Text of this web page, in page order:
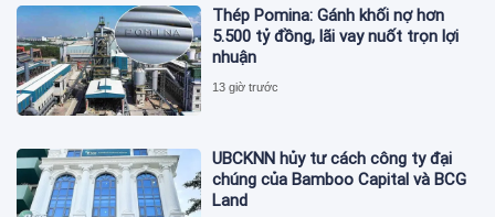
Thép Pomina: Gánh khối nợ hơn
5.500 tỷ đồng, lãi vay nuốt trọn lợi
nhuận
13 giờ trước
UBCKNN hủy tư cách công ty đại
chúng của Bamboo Capital và BCG
Land